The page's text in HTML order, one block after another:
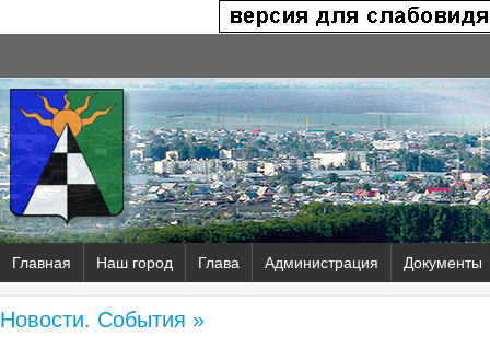
Главная Наш город Глава Администрация Документы
Новости. События »